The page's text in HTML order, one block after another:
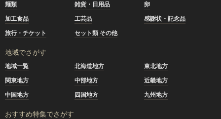
麺類
雑貨・日用品
卵
加工食品
工芸品
感謝状・記念品
旅行・チケット
セット類 その他
地域でさがす
地域一覧 北海道地方
東北地方
関東地方
中部地方
近畿地方
中国地方
四国地方 九州地方
おすすめ特集でさがす